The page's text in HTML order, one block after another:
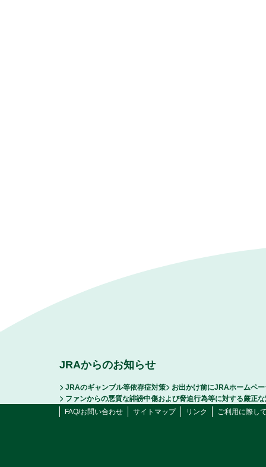
JRAからのお知らせ
JRAのギャンブル等依存症対策
お出かけ前にJRAホームペ
ファンからの悪質な誹謗中傷および脅迫行為等に対する厳正
FAQ/お問い合わせ
サイトマップ リンク ご利用に際し